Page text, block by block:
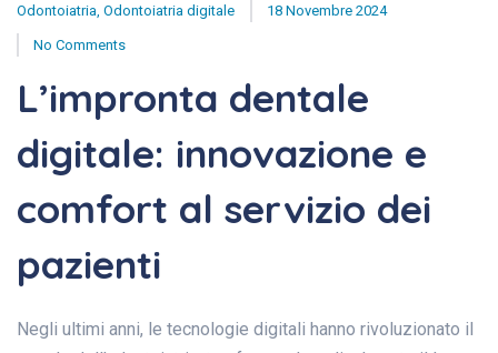
Odontoiatria, Odontoiatria digitale 18 Novembre 2024
No Comments
L’impronta dentale
digitale: innovazione e
comfort al servizio dei
pazienti
Negli ultimi anni, le tecnologie digitali hanno rivoluzionato il